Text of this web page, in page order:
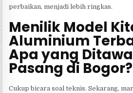
perbaikan, menjadi lebih ringkas.
Menilik Model
Aluminium
Apa yang
Pasang di Bogor?
Cukup bicara soal teknis. Sekarang,